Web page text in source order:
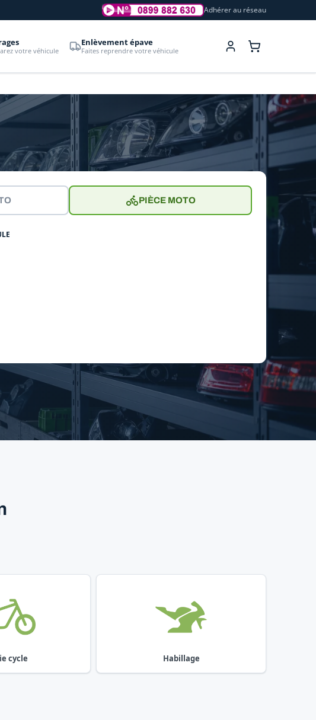
Adhérer au réseau
votre véhicule
Enlèvement épave
Faites reprendre votre véhicule
PIÈCE MOTO
cycle Habillage